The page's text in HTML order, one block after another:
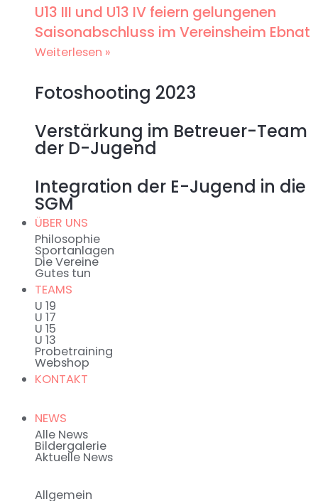
U13 III und U13 IV feiern gelungenen
Saisonabschluss im Vereinsheim Ebnat
Weiterlesen »
Fotoshooting 2023
Verstärkung im Betreuer-Team
der D-Jugend
Integration der E-Jugend in die
SGM
ÜBER UNS
Philosophie
Sportanlagen
Die Vereine
Gutes tun
TEAMS
U 19
U 17
U 15
U 13
Probetraining
Webshop
KONTAKT
NEWS
Alle News
Bildergalerie
Aktuelle News
Allgemein